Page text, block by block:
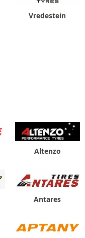
Vredestein
Altenzo
Antares